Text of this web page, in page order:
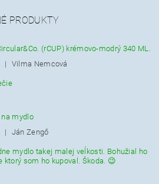
PRODUKTY
(rCUP) krémovo-modrý 340 ML.
|
Vilma Nemcová
na mydlo
|
Ján Zengő
mydlo takej malej veĺkosti. Bohužial ho
ktorý som ho kupoval. Škoda. 😉